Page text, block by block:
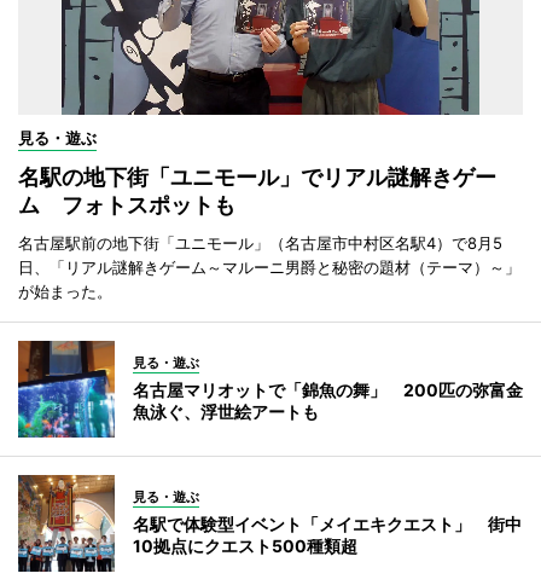
見る・遊ぶ
名駅の地下街「ユニモール」でリアル謎解きゲー
ム フォトスポットも
名古屋駅前の地下街「ユニモール」（名古屋市中村区名駅4）で8月5
日、「リアル謎解きゲーム～マルーニ男爵と秘密の題材（テーマ）～」
が始まった。
見る・遊ぶ
名古屋マリオットで「錦魚の舞」 200匹の弥富金
魚泳ぐ、浮世絵アートも
見る・遊ぶ
名駅で体験型イベント「メイエキクエスト」 街中
10拠点にクエスト500種類超